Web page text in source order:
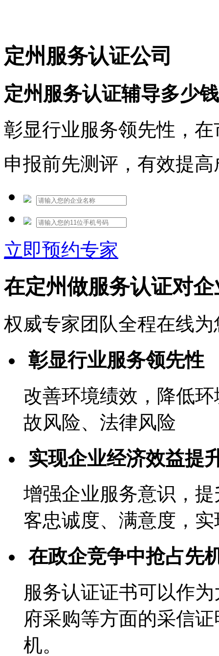
定州服务认证公司
定州服务认证辅导多少钱
彰显行业服务领先性，
申报前先测评，有效提
立即预约专家
在定州做服务认证对
权威专家团队全程在线
彰显行业服务领先性
改善环境绩效，降低环
故风险、法律风险
实现企业经济效益提
增强企业服务意识，
客忠诚度、满意度，
在政企竞争中抢占先
服务认证证书可以作
府采购等方面的采信
机。